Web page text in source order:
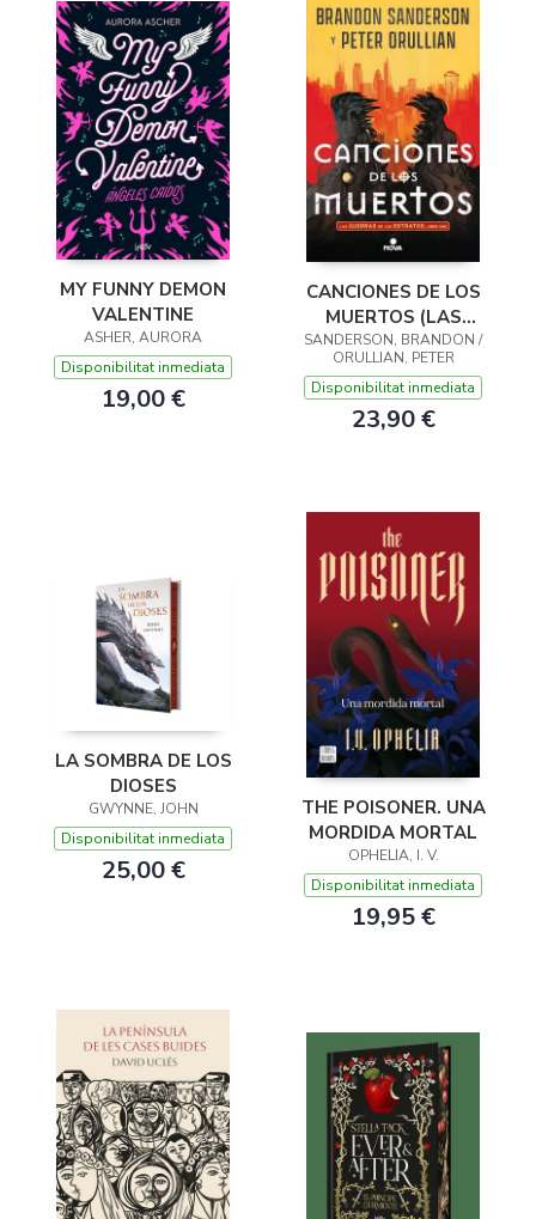
MY FUNNY DEMON
VALENTINE
ASHER, AURORA
Disponibilitat inmediata
19,00 €
CANCIONES DE LOS
MUERTOS (LAS
GUERRAS DE LOS
ESTRATOS 1)
SANDERSON, BRANDON /
ORULLIAN, PETER
Disponibilitat inmediata
23,90 €
LA SOMBRA DE LOS
DIOSES
GWYNNE, JOHN
Disponibilitat inmediata
25,00 €
THE POISONER. UNA
MORDIDA MORTAL
OPHELIA, I. V.
Disponibilitat inmediata
19,95 €